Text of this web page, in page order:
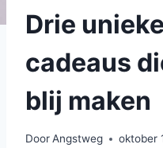
Drie
cadeaus
blij maken
DoorAngstweg oktober